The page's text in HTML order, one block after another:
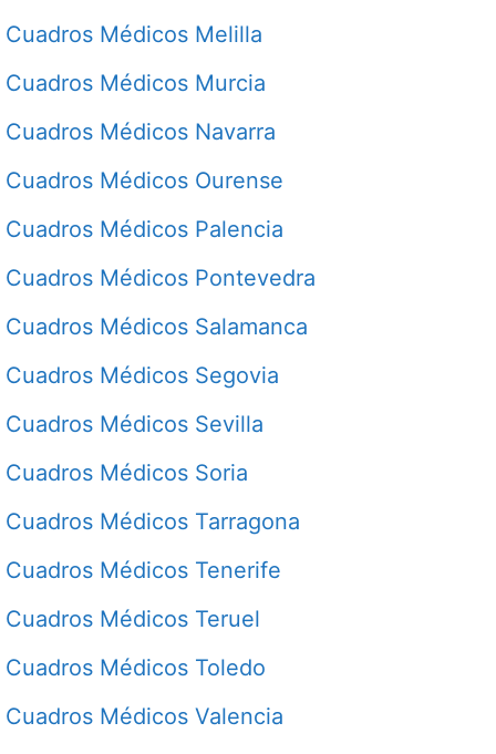
Cuadros Médicos Melilla
Cuadros Médicos Murcia
Cuadros Médicos Navarra
Cuadros Médicos Ourense
Cuadros Médicos Palencia
Cuadros Médicos Pontevedra
Cuadros Médicos Salamanca
Cuadros Médicos Segovia
Cuadros Médicos Sevilla
Cuadros Médicos Soria
Cuadros Médicos Tarragona
Cuadros Médicos Tenerife
Cuadros Médicos Teruel
Cuadros Médicos Toledo
Cuadros Médicos Valencia